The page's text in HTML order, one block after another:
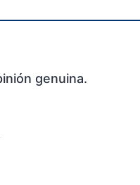
genuina.